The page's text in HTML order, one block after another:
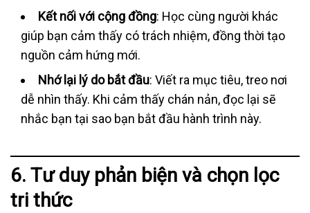
Kết nối với cộng đồng: Học cùng người khác
giúp bạn cảm thấy có trách nhiệm, đồng thời tạo
nguồn cảm hứng mới.
Nhớ lại lý do bắt đầu: Viết ra mục tiêu, treo nơi
dễ nhìn thấy. Khi cảm thấy chán nản, đọc lại sẽ
nhắc bạn tại sao bạn bắt đầu hành trình này.
6. Tư duy phản biện và chọn lọc
tri thức